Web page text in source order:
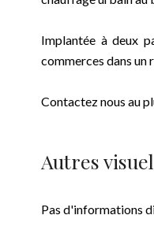
Implantée à deux
commerces dans un
Contactez nous au
Autres
Pas d'informations